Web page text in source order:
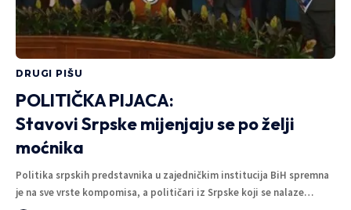
DRUGI PIŠU
POLITIČKA PIJACA:
Stavovi Srpske mijenjaju se po želji
moćnika
Politika srpskih predstavnika u zajedničkim institucija BiH spremna
je na sve vrste kompomisa, a političari iz Srpske koji se nalaze…